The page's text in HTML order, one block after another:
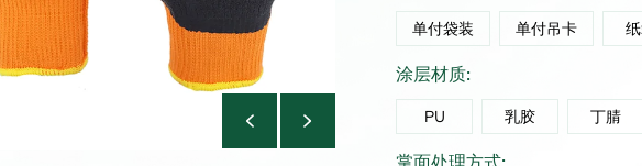
单付袋装 单付吊卡
涂层材质:
PU 乳胶 丁腈